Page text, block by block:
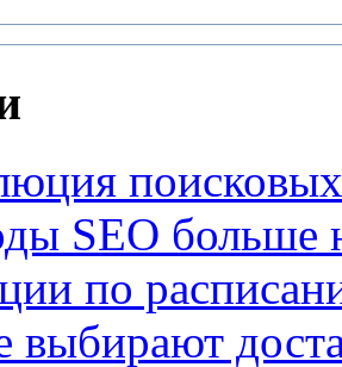
SEO больше
по
выбирают